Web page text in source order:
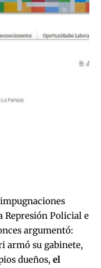
Represión Policial e
argumentó:
armó su gabinete,
dueños, el